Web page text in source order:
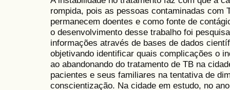
rompida, pois as pessoas contaminadas com
permanecem doentes e como fonte de
o desenvolvimento desse trabalho foi
informações através de bases de dados
objetivando identificar quais complicações o
ao abandonando do tratamento de TB na
pacientes e seus familiares na tentativa de
conscientização. Na cidade em estudo, no